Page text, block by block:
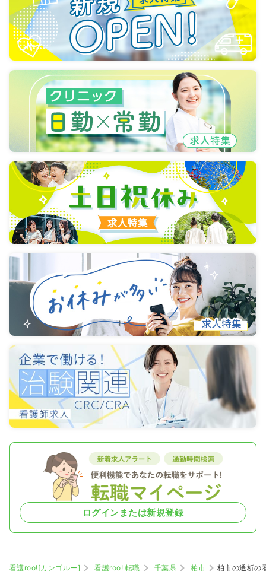
ログインまたは新規登録
看護roo![カンゴルー] 看護roo! 転職 千葉県 柏市
柏市の透析の